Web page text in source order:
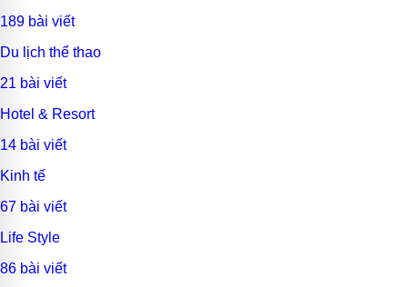
189 bài viết
Du lịch thể thao
21 bài viết
Hotel & Resort
14 bài viết
Kinh tế
67 bài viết
Life Style
86 bài viết